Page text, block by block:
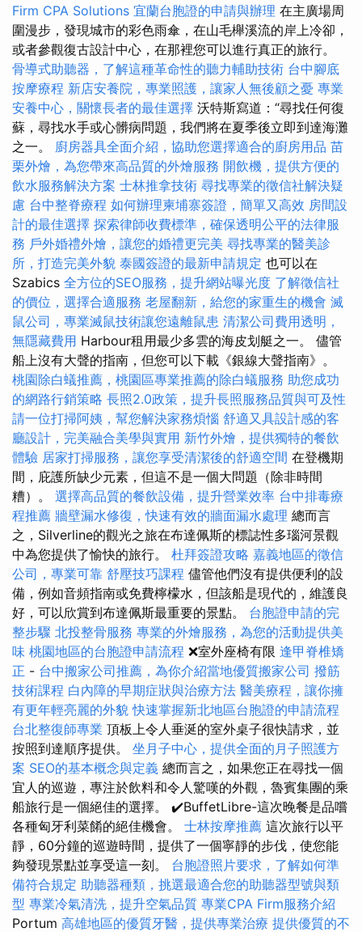
Firm CPA Solutions 宜蘭台胞證的申請與辦理 在主廣場周
圍漫步，發現城市的彩色雨傘，在山毛櫸溪流的岸上冷卻，
或者參觀復古設計中心，在那裡您可以進行真正的旅行。
骨導式助聽器，了解這種革命性的聽力輔助技術 台中腳底
按摩療程 新店安養院，專業照護，讓家人無後顧之憂 專業
安養中心，關懷長者的最佳選擇 沃特斯寫道：“尋找任何復
蘇，尋找水手或心髒病問題，我們將在夏季後立即到達海灘
之一。 廚房器具全面介紹，協助您選擇適合的廚房用品 苗
栗外燴，為您帶來高品質的外燴服務 開飲機，提供方便的
飲水服務解決方案 士林推拿技術 尋找專業的徵信社解決疑
慮 台中整脊療程 如何辦理柬埔寨簽證，簡單又高效 房間設
計的最佳選擇 探索律師收費標準，確保透明公平的法律服
務 戶外婚禮外燴，讓您的婚禮更完美 尋找專業的醫美診
所，打造完美外貌 泰國簽證的最新申請規定 也可以在
Szabics 全方位的SEO服務，提升網站曝光度 了解徵信社
的價位，選擇合適服務 老屋翻新，給您的家重生的機會 滅
鼠公司，專業滅鼠技術讓您遠離鼠患 清潔公司費用透明，
無隱藏費用 Harbour租用最少多雲的海皮划艇之一。 儘管
船上沒有大聲的​​指南，但您可以下載《銀線大聲指南》。
桃園除白蟻推薦，桃園區專業推薦的除白蟻服務 助您成功
的網路行銷策略 長照2.0政策，提升長照服務品質與可及性
請一位打掃阿姨，幫您解決家務煩惱 舒適又具設計感的客
廳設計，完美融合美學與實用 新竹外燴，提供獨特的餐飲
體驗 居家打掃服務，讓您享受清潔後的舒適空間 在登機期
間，庇護所缺少元素，但這不是一個大問題（除非時間
糟）。 選擇高品質的餐飲設備，提升營業效率 台中排毒療
程推薦 牆壁漏水修復，快速有效的牆面漏水處理 總而言
之，Silverline的觀光之旅在布達佩斯的標誌性多瑙河景觀
中為您提供了愉快的旅行。 杜拜簽證攻略 嘉義地區的徵信
公司，專業可靠 舒壓技巧課程 儘管他們沒有提供便利的設
備，例如音頻指南或免費檸檬水，但該船是現代的，維護良
好，可以欣賞到布達佩斯最重要的景點。 台胞證申請的完
整步驟 北投整骨服務 專業的外燴服務，為您的活動提供美
味 桃園地區的台胞證申請流程 ❌室外座椅有限 逢甲脊椎矯
正 - 台中搬家公司推薦，為你介紹當地優質搬家公司 撥筋
技術課程 白內障的早期症狀與治療方法 醫美療程，讓你擁
有更年輕亮麗的外貌 快速掌握新北地區台胞證的申請流程
台北整復師專業 頂板上令人垂涎的室外桌子很快請求，並
按照到達順序提供。 坐月子中心，提供全面的月子照護方
案 SEO的基本概念與定義 總而言之，如果您正在尋找一個
宜人的巡遊，專注於飲料和令人驚嘆的外觀，魯賓集團的乘
船旅行是一個絕佳的選擇。 ✔️BuffetLibre-這次晚餐是品嚐
各種匈牙利菜餚的絕佳機會。 士林按摩推薦 這次旅行以平
靜，60分鐘的巡遊時間，提供了一個寧靜的步伐，使您能
夠發現景點並享受這一刻。 台胞證照片要求，了解如何準
備符合規定 助聽器種類，挑選最適合您的助聽器型號與類
型 專業冷氣清洗，提升空氣品質 專業CPA Firm服務介紹
Portum 高雄地區的優質牙醫，提供專業治療 提供優質的不